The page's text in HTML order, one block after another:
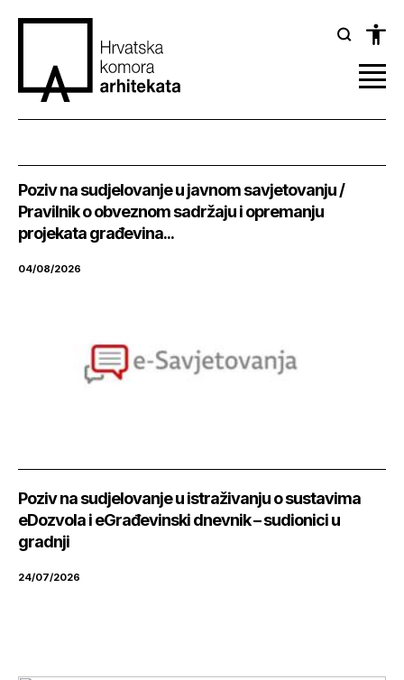
Poziv na sudjelovanje u javnom savjetovanju /
Pravilnik o obveznom sadržaju i opremanju
projekata građevina...
04/08/2026
Poziv na sudjelovanje u istraživanju o sustavima
eDozvola i eGrađevinski dnevnik – sudionici u
gradnji
24/07/2026